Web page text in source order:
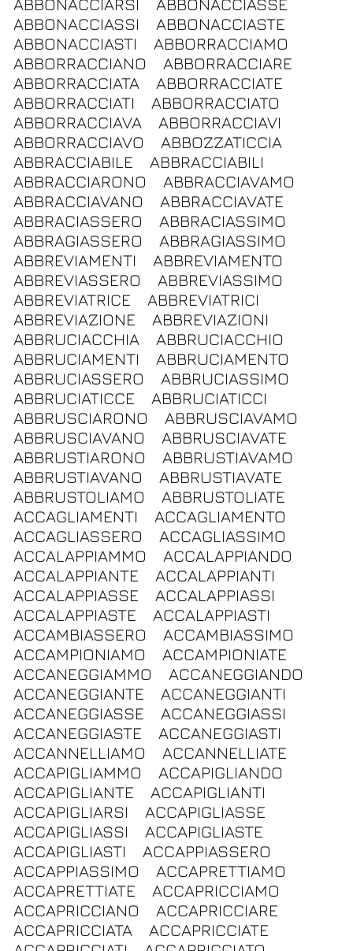
ABBONACCIARSI
ABBONACCIASSE
ABBONACCIASSI
ABBONACCIASTE
ABBONACCIASTI
ABBORRACCIAMO
ABBORRACCIANO
ABBORRACCIARE
ABBORRACCIATA
ABBORRACCIATE
ABBORRACCIATI
ABBORRACCIATO
ABBORRACCIAVA
ABBORRACCIAVI
ABBORRACCIAVO
ABBOZZATICCIA
ABBRACCIABILE
ABBRACCIABILI
ABBRACCIARONO
ABBRACCIAVAMO
ABBRACCIAVANO
ABBRACCIAVATE
ABBRACIASSERO
ABBRACIASSIMO
ABBRAGIASSERO
ABBRAGIASSIMO
ABBREVIAMENTI
ABBREVIAMENTO
ABBREVIASSERO
ABBREVIASSIMO
ABBREVIATRICE
ABBREVIATRICI
ABBREVIAZIONE
ABBREVIAZIONI
ABBRUCIACCHIA
ABBRUCIACCHIO
ABBRUCIAMENTI
ABBRUCIAMENTO
ABBRUCIASSERO
ABBRUCIASSIMO
ABBRUCIATICCE
ABBRUCIATICCI
ABBRUSCIARONO
ABBRUSCIAVAMO
ABBRUSCIAVANO
ABBRUSCIAVATE
ABBRUSTIARONO
ABBRUSTIAVAMO
ABBRUSTIAVANO
ABBRUSTIAVATE
ABBRUSTOLIAMO
ABBRUSTOLIATE
ACCAGLIAMENTI
ACCAGLIAMENTO
ACCAGLIASSERO
ACCAGLIASSIMO
ACCALAPPIAMMO
ACCALAPPIANDO
ACCALAPPIANTE
ACCALAPPIANTI
ACCALAPPIASSE
ACCALAPPIASSI
ACCALAPPIASTE
ACCALAPPIASTI
ACCAMBIASSERO
ACCAMBIASSIMO
ACCAMPIONIAMO
ACCAMPIONIATE
ACCANEGGIAMMO
ACCANEGGIANDO
ACCANEGGIANTE
ACCANEGGIANTI
ACCANEGGIASSE
ACCANEGGIASSI
ACCANEGGIASTE
ACCANEGGIASTI
ACCANNELLIAMO
ACCANNELLIATE
ACCAPIGLIAMMO
ACCAPIGLIANDO
ACCAPIGLIANTE
ACCAPIGLIANTI
ACCAPIGLIARSI
ACCAPIGLIASSE
ACCAPIGLIASSI
ACCAPIGLIASTE
ACCAPIGLIASTI
ACCAPPIASSERO
ACCAPPIASSIMO
ACCAPRETTIAMO
ACCAPRETTIATE
ACCAPRICCIAMO
ACCAPRICCIANO
ACCAPRICCIARE
ACCAPRICCIATA
ACCAPRICCIATE